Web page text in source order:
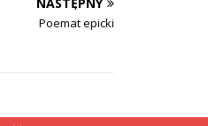
Poemat epicki